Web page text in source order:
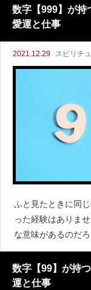
ンジェルナンバー
数字【999】が持
愛運と仕事
2021.12.29 スピリチ
ふと見たときに同
った経験はありま
な意味があるのだ
こともあります。
す。天使からのメ
数字【99】が持
運と仕事